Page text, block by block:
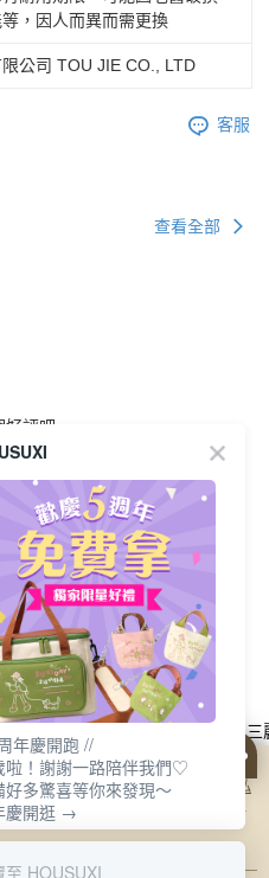
，因人而異而需更換
公司 TOU JIE CO., LTD
客服
查看全部
好評吧
-防潑水透明兒
(A04)【5周年慶
折】
【HOUSUXI】三
酷洛米-防潑水透
童餐袋(A04)【5
NT$320
行
用 cookie 方式之詳情，及若您不希
的 cookie 設定，請參閱本網站「
隱私
站即表示您同意本公司得按本網站使
年慶開跑 //
啦！謝謝一路陪伴我們♡
好多驚喜等你來發現～
慶開逛 →
至 HOUSUXI